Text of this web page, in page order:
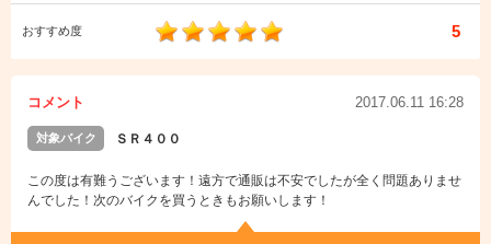
おすすめ度 5
コメント 2017.06.11 16:28
対象バイク ＳＲ４００
この度は有難うございます！遠方で通販は不安でしたが全く問題ありませ
んでした！次のバイクを買うときもお願いします！